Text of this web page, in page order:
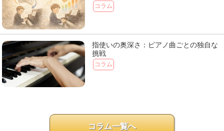
コラム
指使いの奥深さ：ピアノ曲ごとの独自な
挑戦
コラム
コラム一覧へ